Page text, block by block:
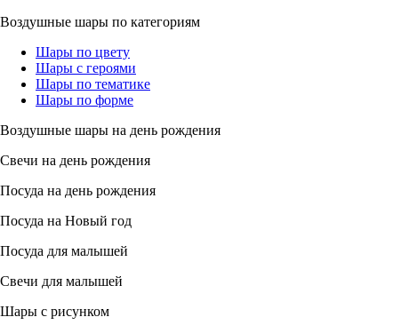
Воздушные шары по категориям
Шары по цвету
Шары с героями
Шары по тематике
Шары по форме
Воздушные шары на день рождения
Свечи на день рождения
Посуда на день рождения
Посуда на Новый год
Посуда для малышей
Свечи для малышей
Шары с рисунком